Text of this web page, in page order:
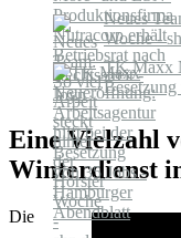
Neues
Woche -
TK Maxx
Eine Vielzahl
Winterdienst
Die